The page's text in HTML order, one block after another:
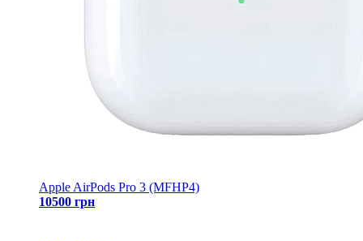
Apple AirPods Pro 3 (MFHP4)
10500 грн